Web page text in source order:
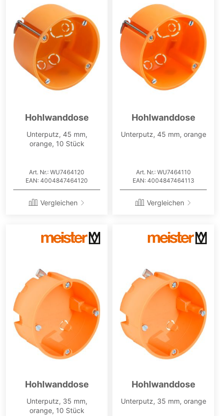
Hohlwanddose
Unterputz, 45 mm,
orange, 10 Stück
Art. Nr.: WU7464120
EAN: 4004847464120
Vergleichen
Hohlwanddose
Unterputz, 45 mm, orange
Art. Nr.: WU7464110
EAN: 4004847464113
Vergleichen
Hohlwanddose
Unterputz, 35 mm,
orange, 10 Stück
Hohlwanddose
Unterputz, 35 mm, orange